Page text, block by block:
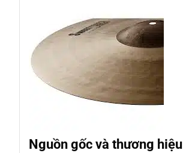
Nguồn gốc và thương hiệu